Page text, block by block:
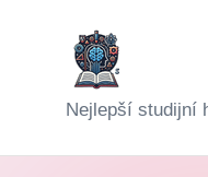
D
i
Nejlepší studijní